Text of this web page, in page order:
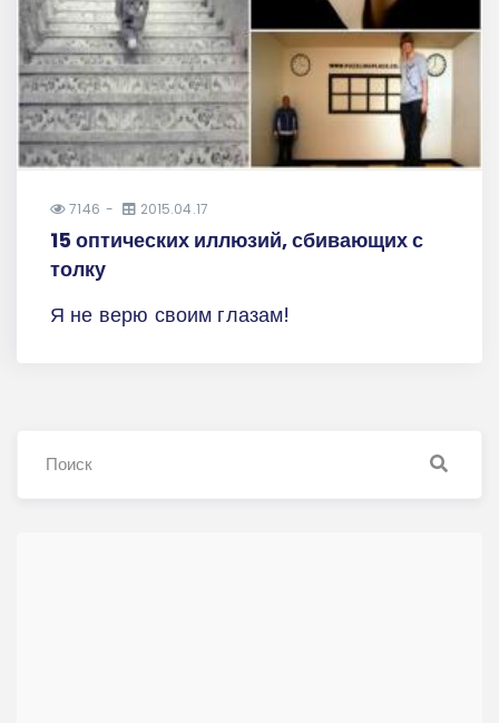
7146 2015.04.17
15 оптических иллюзий, сбивающих с
толку
Я не верю своим глазам!